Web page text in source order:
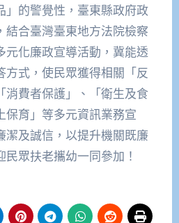
」的警覺性，臺東縣政府政
結合臺灣臺東地方法院檢察
元化廉政宣導活動，冀能透
方式，使民眾獲得相關「反
消費者保護」、「衛生及食
保育」等多元資訊業務宣
潔及誠信，以提升機關既廉
眾扶老攜幼一同參加！